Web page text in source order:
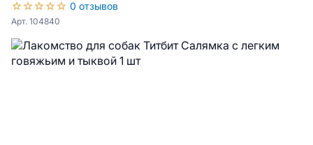
0 отзывов
Арт. 104840